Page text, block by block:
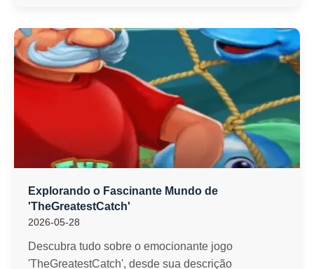
Explorando o Fascinante Mundo de
'TheGreatestCatch'
2026-05-28
Descubra tudo sobre o emocionante jogo
'TheGreatestCatch', desde sua descrição